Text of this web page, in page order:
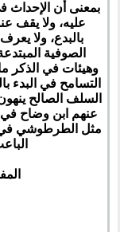
بمعنى أن الإحداث
عليه، ولا يقف
بالبدع، ولا
الصوفية
وهيئات في الذكر
التسامح في البدء
السلف الصالح
عنهم ابن وضاح في
مثل الطرطوشي في